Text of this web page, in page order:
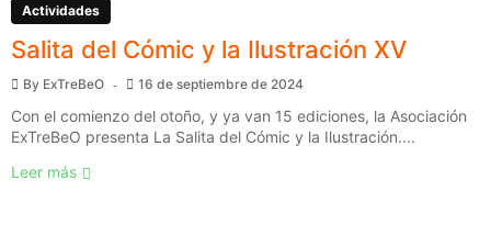
Actividades
Salita del Cómic y la Ilustración XV
By ExTreBeO 16 de septiembre de 2024
Con el comienzo del otoño, y ya van 15 ediciones, la Asociación
ExTreBeO presenta La Salita del Cómic y la Ilustración....
Leer más